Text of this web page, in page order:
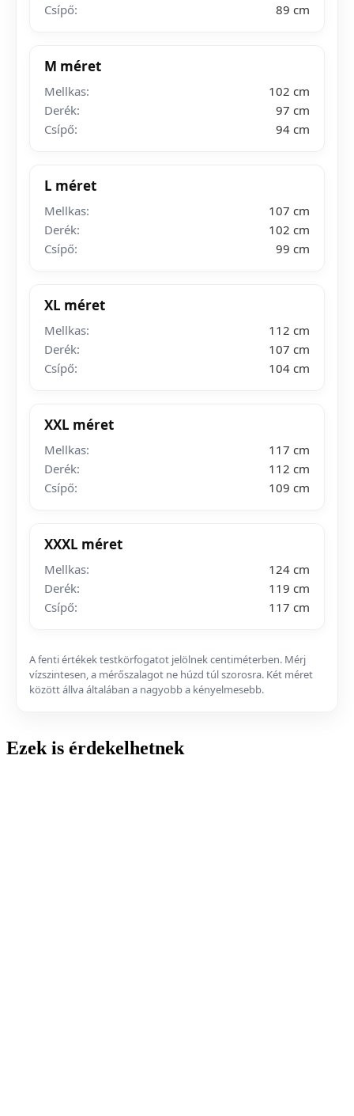
Csípő:
89 cm
M méret
Mellkas:
102 cm
Derék:
97 cm
Csípő:
94 cm
L méret
Mellkas:
107 cm
Derék:
102 cm
Csípő:
99 cm
XL méret
Mellkas:
112 cm
Derék:
107 cm
Csípő:
104 cm
XXL méret
Mellkas:
117 cm
Derék:
112 cm
Csípő:
109 cm
XXXL méret
Mellkas:
124 cm
Derék:
119 cm
Csípő:
117 cm
A fenti értékek testkörfogatot jelölnek centiméterben. Mérj
vízszintesen, a mérőszalagot ne húzd túl szorosra. Két méret
között állva általában a nagyobb a kényelmesebb.
Ezek is érdekelhetnek